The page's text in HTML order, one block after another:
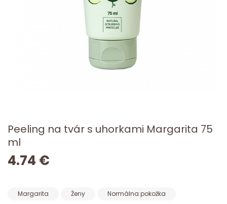
Peeling na tvár s uhorkami Margarita 75
ml
4.74 €
Margarita Ženy Normálna pokožka